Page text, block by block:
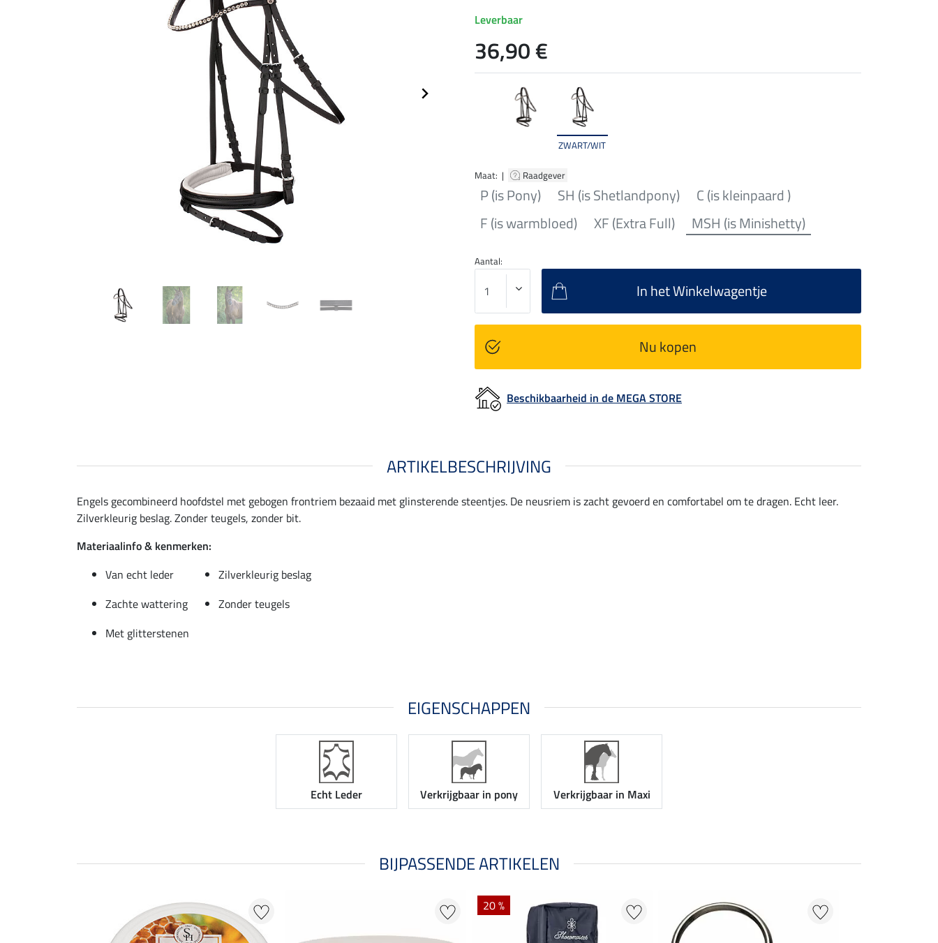
ZWART/WIT
Maat: | Raadgever
P (is Pony) SH (is Shetlandpony)
C (is kleinpaard )
F (is warmbloed)
XF (Extra Full) MSH (is Minishetty)
Leverbaar
36,90 €
Aantal:
In het Winkelwagentje
Nu kopen
Beschikbaarheid in de MEGA STORE
ARTIKELBESCHRIJVING
Engels gecombineerd hoofdstel met gebogen frontriem bezaaid met glinsterende steentjes. De neusriem is zacht gevoerd en comfortabel om te dragen. Echt leer.
Zilverkleurig beslag. Zonder teugels, zonder bit.
Materiaalinfo & kenmerken:
Van echt leder
Zilverkleurig beslag
Zachte wattering
Zonder teugels
Met glitterstenen
EIGENSCHAPPEN
Echt Leder Verkrijgbaar in pony Verkrijgbaar in Maxi
BIJPASSENDE ARTIKELEN
20 %